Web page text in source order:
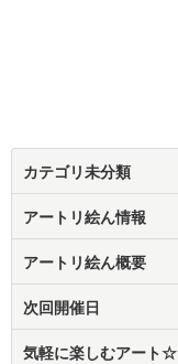
カテゴリ未分類
アートリ絵ん情報
アートリ絵ん概要
次回開催日
気軽に楽しむアート☆